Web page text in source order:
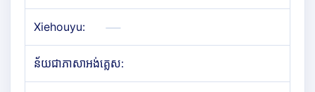
Xiehouyu:
ន័យជាភាសាអង់គ្លេស: